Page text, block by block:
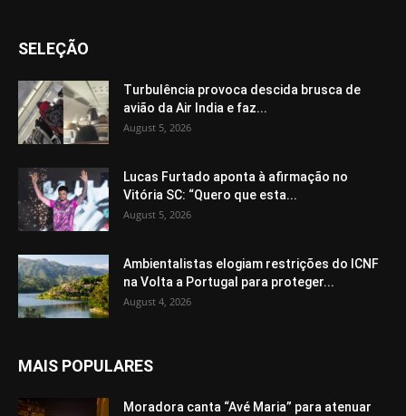
SELEÇÃO
Turbulência provoca descida brusca de
avião da Air India e faz...
August 5, 2026
Lucas Furtado aponta à afirmação no
Vitória SC: “Quero que esta...
August 5, 2026
Ambientalistas elogiam restrições do ICNF
na Volta a Portugal para proteger...
August 4, 2026
MAIS POPULARES
Moradora canta “Avé Maria” para atenuar